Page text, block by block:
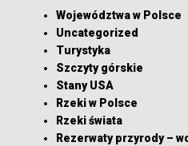
Województwa w Polsce
Uncategorized
Turystyka
Szczyty górskie
Stany USA
Rzeki w Polsce
Rzeki świata
Rezerwaty przyrody –